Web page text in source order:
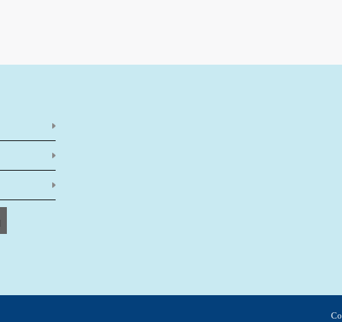
字號、電子郵件、出生日期、性別、行業等相關資料，當您註冊成
關記錄，包括您使用連線設備的 IP 位址、使用時間、使用的瀏覽器
在本網站內部所瀏覽的網頁，除非您願意告知您的個人資料，否則
本網站，也可能蒐集您個人的資料。對於您主動提供的個人資訊，
保護政策，本公司不負任何連帶責任。
郵件給您。本公司除了在該資料或電子郵件上註明是由本公司發送